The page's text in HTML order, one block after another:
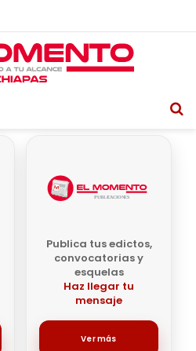
Publica tus edictos,
convocatorias y
esquelas
Haz llegar tu
mensaje
Ver más